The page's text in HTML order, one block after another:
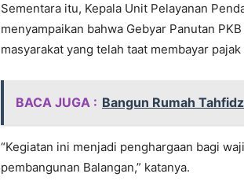
Sementara itu, Kepala Unit Pelayanan
menyampaikan bahwa Gebyar Panutan
masyarakat yang telah taat membayar
BACA JUGA : Bangun Rumah
“Kegiatan ini menjadi penghargaan bagi
pembangunan Balangan,” katanya.